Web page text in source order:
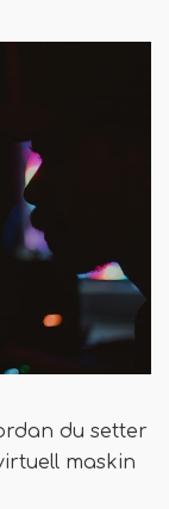
du setter
maskin